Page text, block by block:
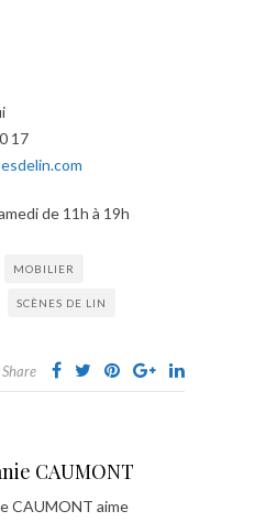
17
de 11h à 19h
MOBILIER
SCÈNES DE LIN
Share
CAUMONT
CAUMONT aime